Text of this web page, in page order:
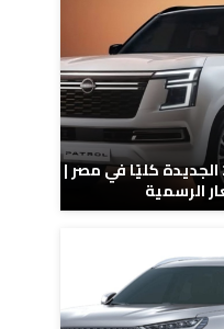
نيسان باترول 2025 الجديدة كليًا في مصر |
الرسمية